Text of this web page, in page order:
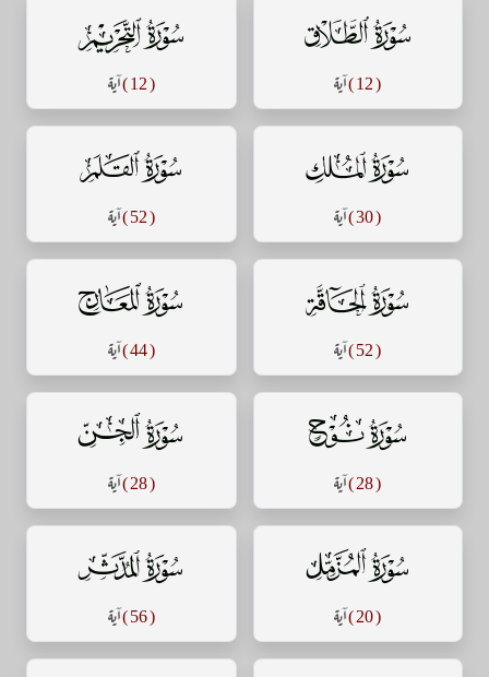
سورة الطلاق
( 12 ) آية
سورة التحريم
( 12 ) آية
سورة الملك
( 30 ) آية
سورة القلم
( 52 ) آية
سورة الحاقة
( 52 ) آية
سورة المعارج
( 44 ) آية
سورة نوح
( 28 ) آية
سورة الجن
( 28 ) آية
سورة المزمل
( 20 ) آية
سورة المدثر
( 56 ) آية